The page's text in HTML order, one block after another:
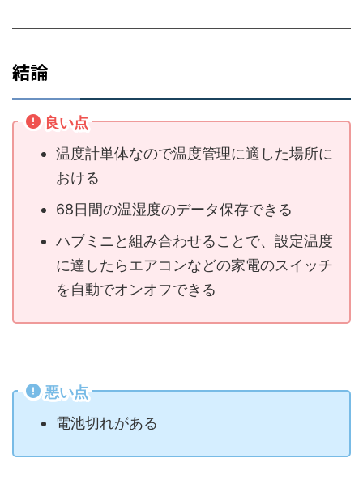
結論
良い点
温度計単体なので温度管理に適した場所に
おける
68日間の温湿度のデータ保存できる
ハブミニと組み合わせることで、設定温度
に達したらエアコンなどの家電のスイッチ
を自動でオンオフできる
悪い点
電池切れがある